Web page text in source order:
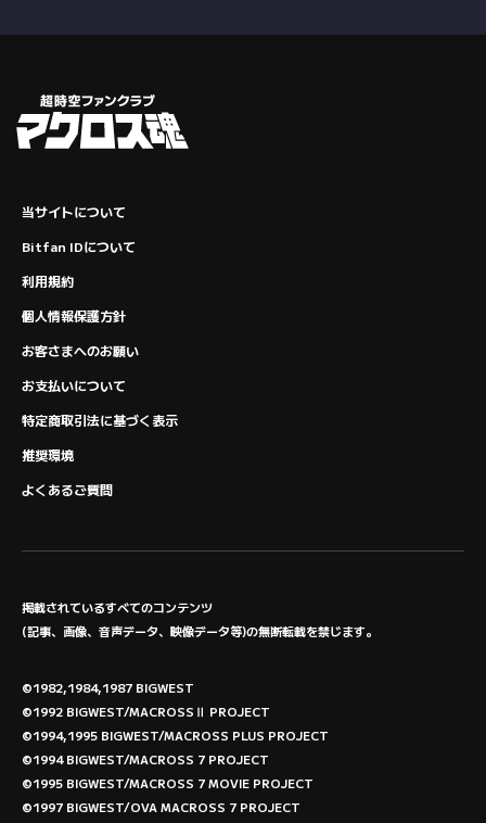
当サイトについて
Bitfan IDについて
利用規約
個人情報保護方針
お客さまへのお願い
お支払いについて
特定商取引法に基づく表示
推奨環境
よくあるご質問
掲載されているすべてのコンテンツ
(記事、画像、音声データ、映像データ等)の無断転載を禁じます。
©1982,1984,1987 BIGWEST
©1992 BIGWEST/MACROSSⅡ PROJECT
©1994,1995 BIGWEST/MACROSS PLUS PROJECT
©1994 BIGWEST/MACROSS 7 PROJECT
©1995 BIGWEST/MACROSS 7 MOVIE PROJECT
©1997 BIGWEST/OVA MACROSS 7 PROJECT